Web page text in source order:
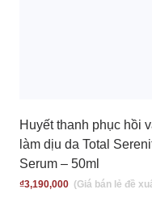
Huyết thanh phục hồi
làm dịu da Total
Serum – 50ml
₫3,190,000